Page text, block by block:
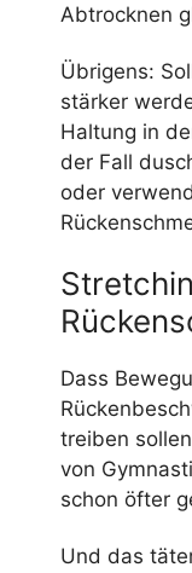
Abtrocknen
Übrigens:
stärker
Haltung in
der Fall
oder
Dass
treiben
von
schon öfter
Und das